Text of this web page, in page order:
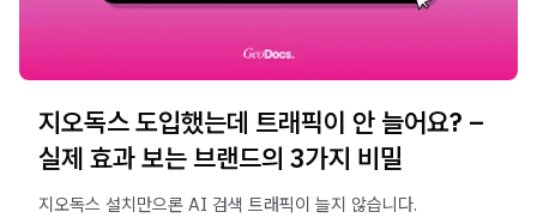
지오독스 도입했는데 트래픽이 안 늘어요? –
실제 효과 보는 브랜드의 3가지 비밀
지오독스 설치만으론 AI 검색 트래픽이 늘지 않습니다.